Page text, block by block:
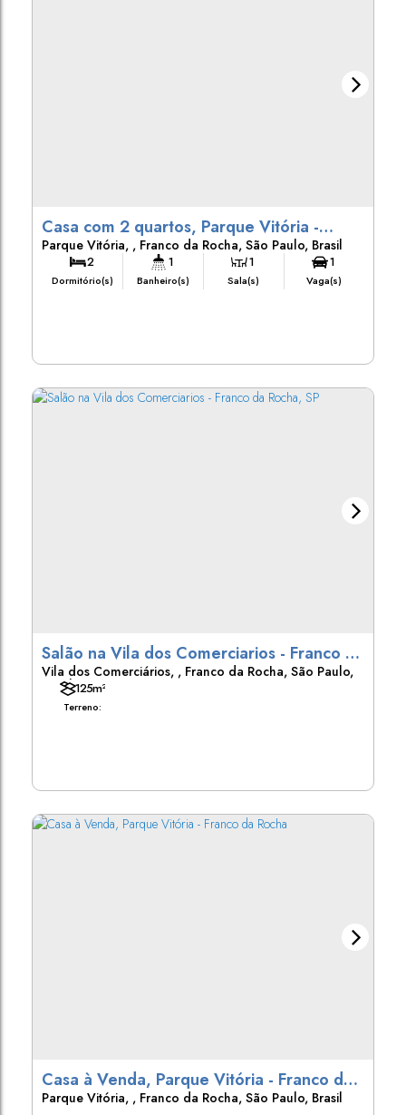
Casa com 2 quartos, Parque Vitória -
Franco da Rocha
Parque Vitória , Franco da Rocha, São Paulo, Brasil
2
Dormitório(s)
1
Banheiro(s)
1
Sala(s)
1
Vaga(s)
Salão na Vila dos Comerciarios - Franco da
Rocha, SP
Vila dos Comerciários , Franco da Rocha, São Paulo,
Brasil
Terreno:
125m²
Casa à Venda, Parque Vitória - Franco da
Rocha
Parque Vitória , Franco da Rocha, São Paulo, Brasil